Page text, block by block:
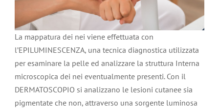
La mappatura dei nei viene effettuata con
l’EPILUMINESCENZA, una tecnica diagnostica utilizzata
per esaminare la pelle ed analizzare la struttura Interna
microscopica dei nei eventualmente presenti. Con il
DERMATOSCOPIO si analizzano le lesioni cutanee sia
pigmentate che non, attraverso una sorgente luminosa